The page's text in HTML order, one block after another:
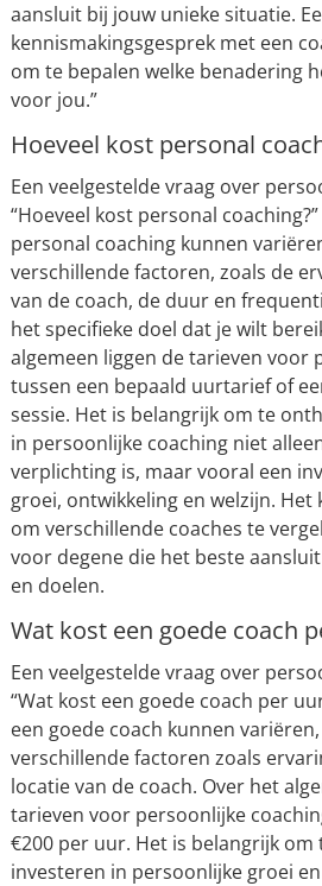
aansluit bij jouw unieke situatie.
kennismakingsgesprek met een
om te bepalen welke benadering
voor jou.”
Hoeveel kost personal
Een veelgestelde vraag over
“Hoeveel kost personal
personal coaching kunnen
verschillende factoren, zoals de
van de coach, de duur en
het specifieke doel dat je wilt
algemeen liggen de tarieven voor
tussen een bepaald uurtarief of
sessie. Het is belangrijk om te
in persoonlijke coaching niet
verplichting is, maar vooral een
groei, ontwikkeling en welzijn. Het
om verschillende coaches te
voor degene die het beste
en doelen.
Wat kost een goede coach
Een veelgestelde vraag over
“Wat kost een goede coach per
een goede coach kunnen
verschillende factoren zoals
locatie van de coach. Over het
tarieven voor persoonlijke
€200 per uur. Het is belangrijk
investeren in persoonlijke groei